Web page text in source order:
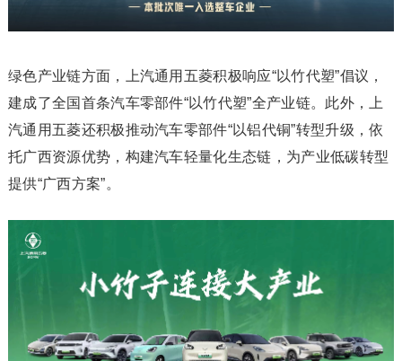
绿色产业链方面，上汽通用五菱积极响应“以竹代塑”倡议，
建成了全国首条汽车零部件“以竹代塑”全产业链。此外，上
汽通用五菱还积极推动汽车零部件“以铝代铜”转型升级，依
托广西资源优势，构建汽车轻量化生态链，为产业低碳转型
提供“广西方案”。